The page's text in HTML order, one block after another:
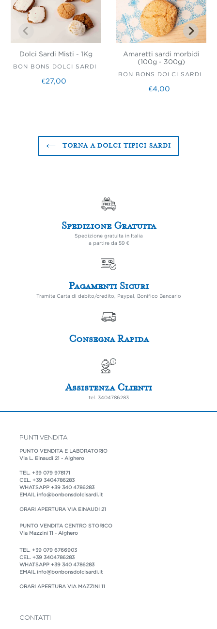
Dolci Sardi Misti - 1Kg
VENDITORE
BON BONS DOLCI SARDI
Prezzo
€27,00
Amaretti sardi morbidi
(100g - 300g)
VENDITORE
BON BONS DOLCI SARDI
Prezzo
€4,00
TORNA A DOLCI TIPICI SARDI
Spedizione Gratuita
Spedizione gratuita in Italia
a partire da 59 €
Pagamenti Sicuri
Tramite Carta di debito/credito, Paypal, Bonifico Bancario
Consegna Rapida
Assistenza Clienti
tel. 3404786283
PUNTI VENDITA
PUNTO VENDITA E LABORATORIO
Via L. Einaudi 21 - Alghero
TEL. +39 079 978171
CEL. +39 3404786283
WHATSAPP +39 340 4786283
EMAIL info@bonbonsdolcisardi.it
ORARI APERTURA VIA EINAUDI 21
PUNTO VENDITA CENTRO STORICO
Via Mazzini 11 - Alghero
TEL. +39 079 6766903
CEL. +39 3404786283
WHATSAPP +39 340 4786283
EMAIL info@bonbonsdolcisardi.it
ORARI APERTURA VIA MAZZINI 11
CONTATTI